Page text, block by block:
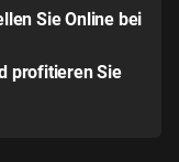
Sie Online bei
profitieren Sie